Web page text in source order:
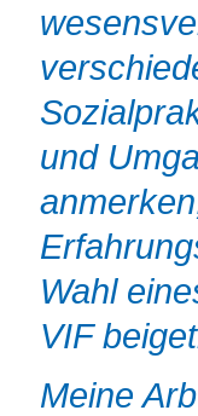
und
Wahl
VIF
Meine